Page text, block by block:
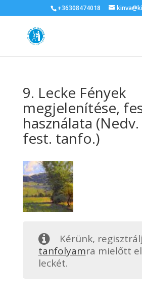
+36308474018
9. Lecke Fények
megjelenítése,
használata
fest. tanfo.)
Kérünk,
tanfolyamra mielőtt
leckét.